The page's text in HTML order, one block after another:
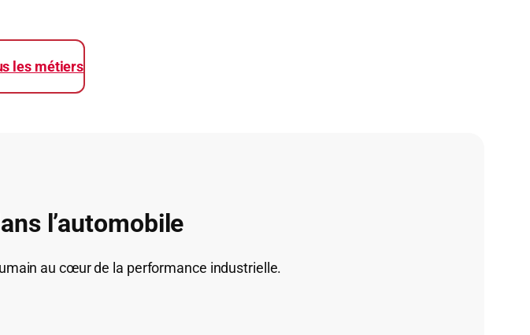
les métiers
l’automobile
au cœur de la performance industrielle.